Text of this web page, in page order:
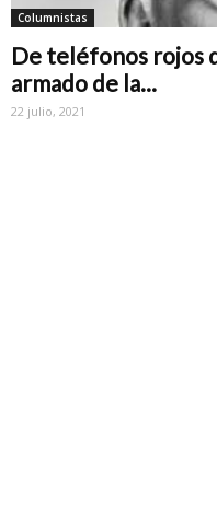
Columnistas
De teléfonos rojos
armado de la...
22 julio, 2021